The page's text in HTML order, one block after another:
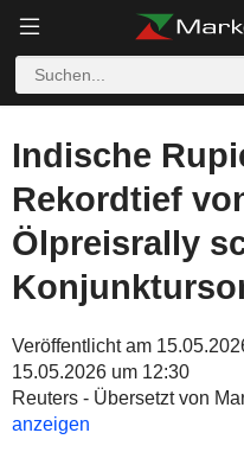
Indische
Rekordtief
Ölpreisrally
Veröffentlicht am
15.05.2026 um 12:30
Reuters - Übersetzt von
anzeigen